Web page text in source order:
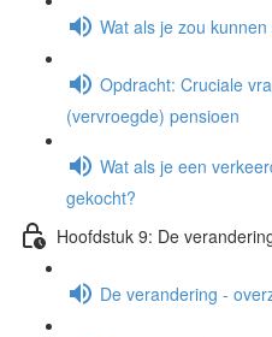
Wat als je zou
Opdracht: Cruciale
(vervroegde) pensioen
Wat als je een
gekocht?
Hoofdstuk 9: De
De verandering -